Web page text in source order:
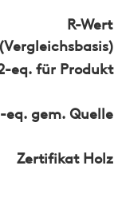
R-Wert
(Vergleichsbasis)
eq. für Produkt
eq. gem. Quelle
Zertifikat Holz